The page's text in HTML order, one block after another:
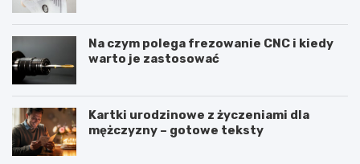
Na czym polega frezowanie CNC i kiedy
warto je zastosować
Kartki urodzinowe z życzeniami dla
mężczyzny – gotowe teksty